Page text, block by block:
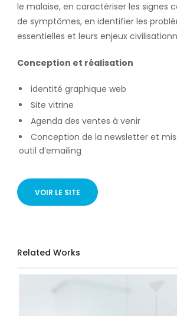
le malaise, en caractériser les signes
de symptômes, en identifier les
essentielles et leurs enjeux
Conception et réalisation
identité graphique web
Site vitrine
Agenda des ventes à venir
Conception de la newsletter et
outil d’emailing
VOIR LE SITE
Related Works